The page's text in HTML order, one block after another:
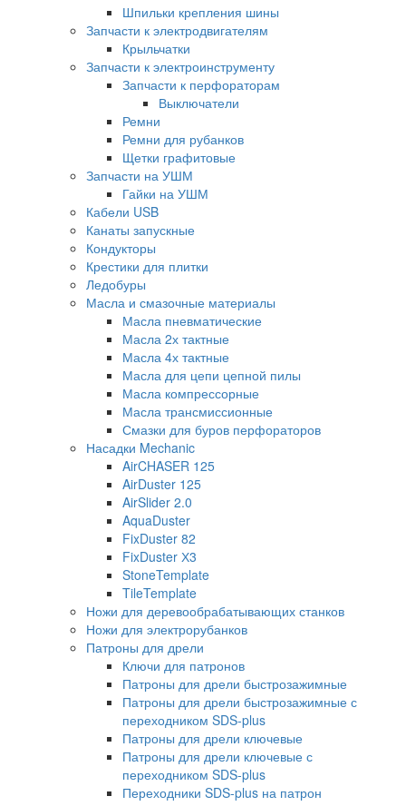
Шпильки крепления шины
Запчасти к электродвигателям
Крыльчатки
Запчасти к электроинструменту
Запчасти к перфораторам
Выключатели
Ремни
Ремни для рубанков
Щетки графитовые
Запчасти на УШМ
Гайки на УШМ
Кабели USB
Канаты запускные
Кондукторы
Крестики для плитки
Ледобуры
Масла и смазочные материалы
Масла пневматические
Масла 2х тактные
Масла 4х тактные
Масла для цепи цепной пилы
Масла компрессорные
Масла трансмиссионные
Смазки для буров перфораторов
Насадки Mechanic
AirCHASER 125
AirDuster 125
AirSlider 2.0
AquaDuster
FixDuster 82
FixDuster Х3
StoneTemplate
TileTemplate
Ножи для деревообрабатывающих станков
Ножи для электрорубанков
Патроны для дрели
Ключи для патронов
Патроны для дрели быстрозажимные
Патроны для дрели быстрозажимные с
переходником SDS-plus
Патроны для дрели ключевые
Патроны для дрели ключевые с
переходником SDS-plus
Переходники SDS-plus на патрон